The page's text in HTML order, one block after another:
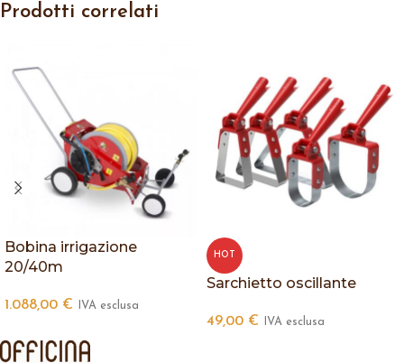
Prodotti correlati
Bobina irrigazione
20/40m
1.088,00 € IVA esclusa
HOT
Sarchietto oscillante
49,00 € IVA esclusa